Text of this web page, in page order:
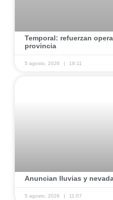
​Temporal: refuerzan
provincia ​
5 agosto, 2026 18:11
​Anuncian lluvias y
5 agosto, 2026 11:07